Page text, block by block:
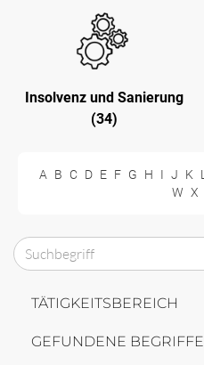
Insolvenz und Sanierung
(34)
A B C D E F G H I J K L
W X
TÄTIGKEITSBEREICH
GEFUNDENE BEGRIFFE